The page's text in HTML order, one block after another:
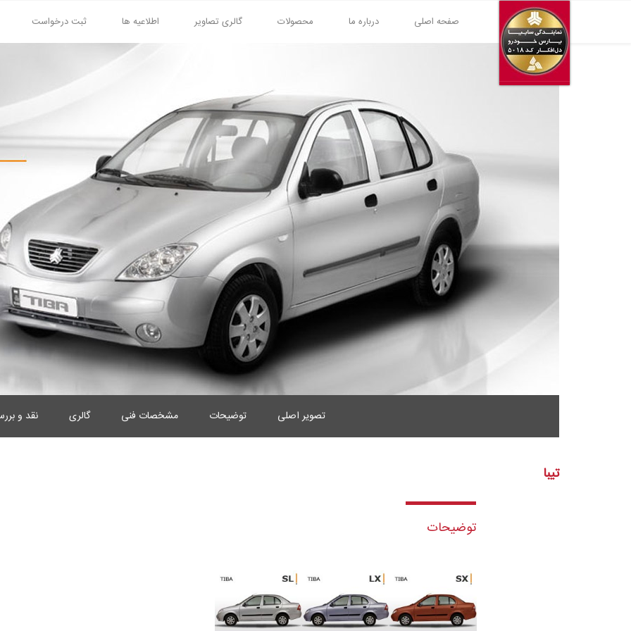
صفحه اصلی درباره ما محصولات گالری تصاویر اطلاعیه ها ثبت درخواست
تصویر اصلی توضیحات مشخصات فنی گالری نقد و
تیبا
توضیحات